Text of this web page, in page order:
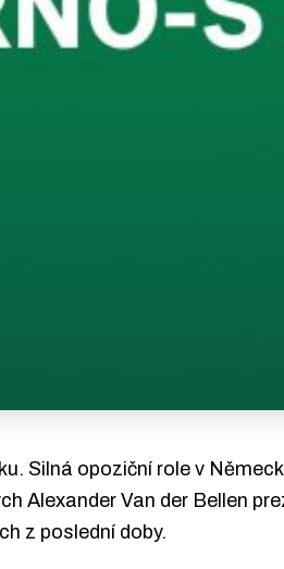
Silná opoziční role v
Alexander Van der Bellen
z poslední doby.